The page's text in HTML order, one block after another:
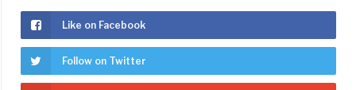
Like on Facebook
Follow on Twitter